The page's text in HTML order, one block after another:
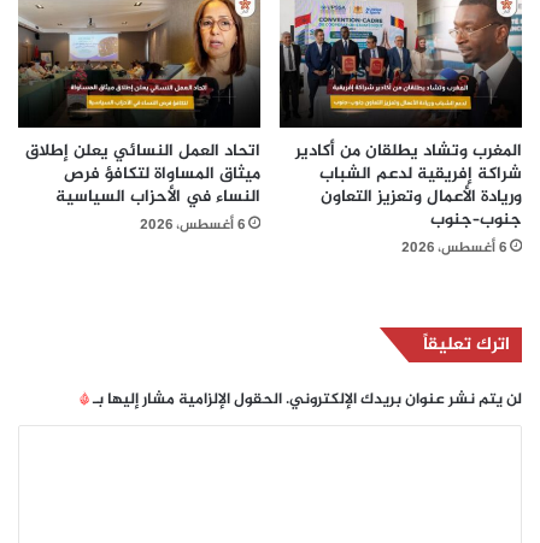
المغرب وتشاد يطلقان من أكادير
شراكة إفريقية لدعم الشباب
وريادة الأعمال وتعزيز التعاون
جنوب–جنوب
6 أغسطس، 2026
اتحاد العمل النسائي يعلن إطلاق
ميثاق المساواة لتكافؤ فرص
النساء في الأحزاب السياسية
6 أغسطس، 2026
اترك تعليقاً
لن يتم نشر عنوان بريدك الإلكتروني.الحقول الإلزامية مشار إليها بـ*